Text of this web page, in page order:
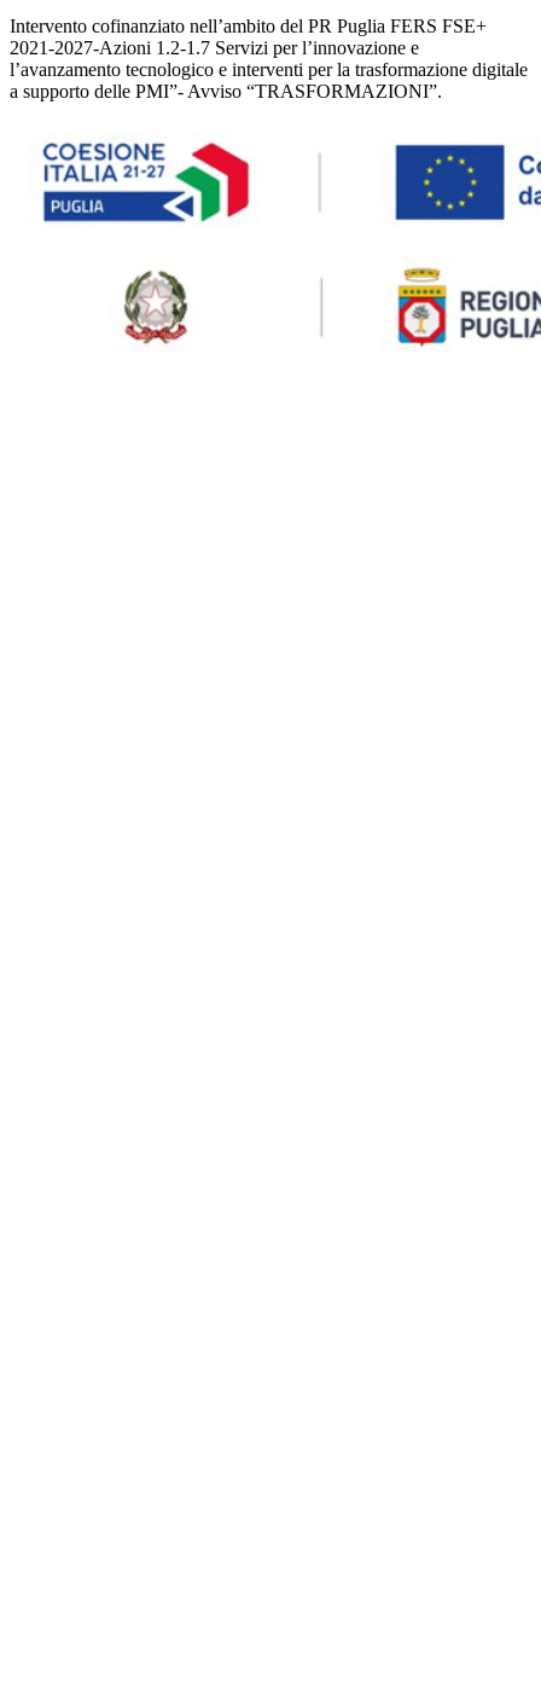
Intervento cofinanziato nell’ambito del PR Puglia FERS FSE+
2021-2027-Azioni 1.2-1.7 Servizi per l’innovazione e
l’avanzamento tecnologico e interventi per la trasformazione digitale
a supporto delle PMI”- Avviso “TRASFORMAZIONI”.